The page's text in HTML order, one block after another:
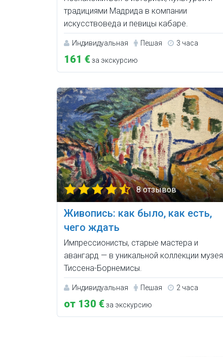
традициями Мадрида в компании
искусствоведа и певицы кабаре.
Индивидуальная Пешая 3 часа
161 €за экскурсию
8 отзывов
Живопись: как было, как есть,
чего ждать
Импрессионисты, старые мастера и
авангард — в уникальной коллекции музея
Тиссена-Борнемисы.
Индивидуальная Пешая 2 часа
от 130 €за экскурсию